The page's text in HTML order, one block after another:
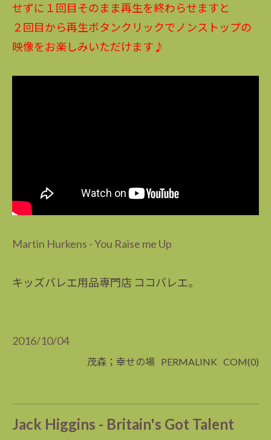
せずに１回目そのまま再生を終わらせますと
２回目から再生ボタンクリックでノンストップの
映像をお楽しみいただけます♪
Martin Hurkens - You Raise me Up
キッズバレエ用品専門店 ココバレエ。
2016/10/04
茂森；幸せの場 PERMALINK COM(0)
Jack Higgins - Britain's Got Talent